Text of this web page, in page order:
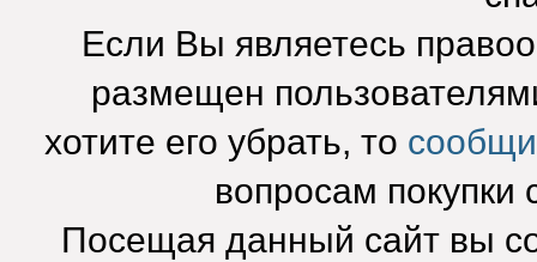
Если Вы являетесь
размещен
хотите его убрать, то
вопросам покупки
Посещая данный сайт вы